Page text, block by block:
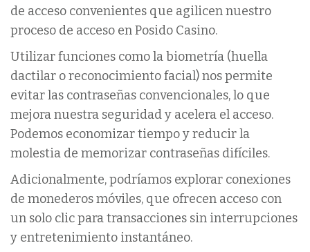
de acceso convenientes que agilicen nuestro
proceso de acceso en Posido Casino.
Utilizar funciones como la biometría (huella
dactilar o reconocimiento facial) nos permite
evitar las contraseñas convencionales, lo que
mejora nuestra seguridad y acelera el acceso.
Podemos economizar tiempo y reducir la
molestia de memorizar contraseñas difíciles.
Adicionalmente, podríamos explorar conexiones
de monederos móviles, que ofrecen acceso con
un solo clic para transacciones sin interrupciones
y entretenimiento instantáneo.